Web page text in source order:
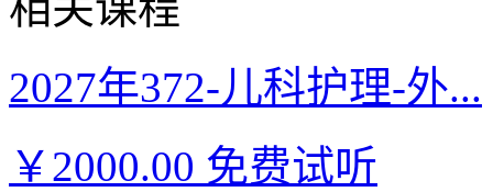
2027年372-儿科护理-外...
￥2000.00 免费试听